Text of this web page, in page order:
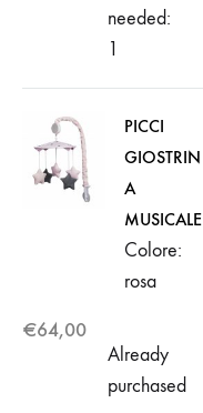
needed:
1
PICCI
GIOSTRIN
A
MUSICALE
Colore:
rosa
€64,00
Already
purchased